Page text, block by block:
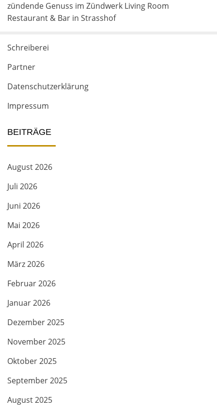
zündende Genuss im Zündwerk Living Room
Restaurant & Bar in Strasshof
Schreiberei
Partner
Datenschutzerklärung
Impressum
BEITRÄGE
August 2026
Juli 2026
Juni 2026
Mai 2026
April 2026
März 2026
Februar 2026
Januar 2026
Dezember 2025
November 2025
Oktober 2025
September 2025
August 2025